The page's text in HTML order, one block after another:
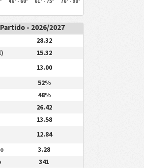
- 2026/2027
28.32
15.32
13.00
52%
48%
26.42
13.58
12.84
3.28
341